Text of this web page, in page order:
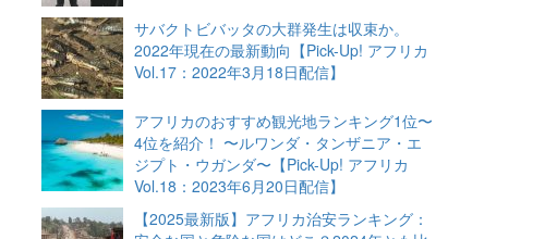
サバクトビバッタの大群発生は収束か。
2022年現在の最新動向【Pick-Up! アフリカ
Vol.17：2022年3月18日配信】
アフリカのおすすめ観光地ランキング1位〜
4位を紹介！ 〜ルワンダ・タンザニア・エ
ジプト・ウガンダ〜【Pick-Up! アフリカ
Vol.18：2023年6月20日配信】
【2025最新版】アフリカ治安ランキング：